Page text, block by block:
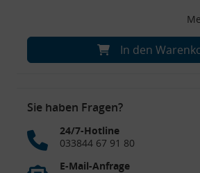
In den
Sie haben Fragen?
24/7-Hotline
033844 67 91 80
E-Mail-Anfrage